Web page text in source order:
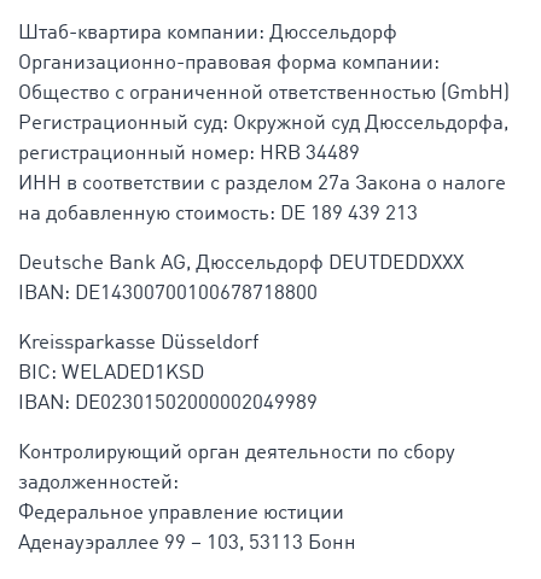
Штаб-квартира компании: Дюссельдорф
Организационно-правовая форма компании:
Общество с ограниченной ответственностью (GmbH)
Регистрационный суд: Окружной суд Дюссельдорфа,
регистрационный номер: HRB 34489
ИНН в соответствии с разделом 27a Закона о налоге
на добавленную стоимость: DE 189 439 213
Deutsche Bank AG, Дюссельдорф DEUTDEDDXXX
IBAN: DE14300700100678718800
Kreissparkasse Düsseldorf
BIC: WELADED1KSD
IBAN: DE02301502000002049989
Контролирующий орган деятельности по сбору
задолженностей:
Федеральное управление юстиции
Аденауэраллее 99 – 103, 53113 Бонн